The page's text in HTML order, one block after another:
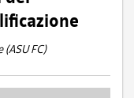
(ASU FC)